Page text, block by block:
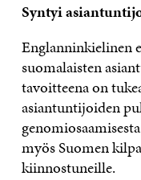
Syntyi
Englanninkielinen
suomalaisten
tavoitteena on
asiantuntijoiden
myös Suomen
kiinnostuneille.